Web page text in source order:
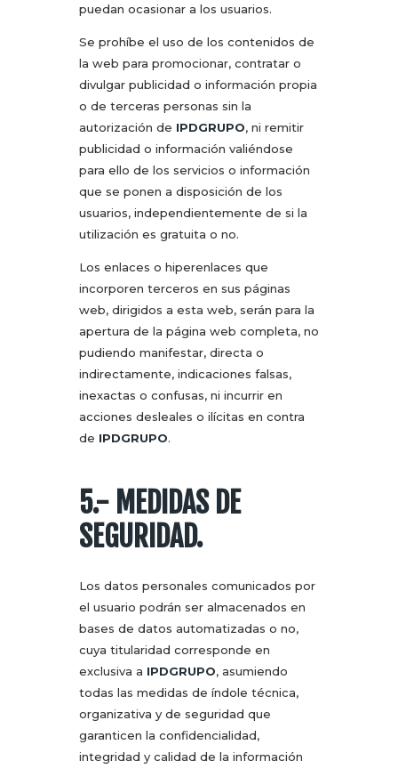
puedan ocasionar a los usuarios.
Se prohíbe el uso de los contenidos de
la web para promocionar, contratar o
divulgar publicidad o información propia
o de terceras personas sin la
autorización de IPDGRUPO, ni remitir
publicidad o información valiéndose
para ello de los servicios o información
que se ponen a disposición de los
usuarios, independientemente de si la
utilización es gratuita o no.
Los enlaces o hiperenlaces que
incorporen terceros en sus páginas
web, dirigidos a esta web, serán para la
apertura de la página web completa, no
pudiendo manifestar, directa o
indirectamente, indicaciones falsas,
inexactas o confusas, ni incurrir en
acciones desleales o ilícitas en contra
de IPDGRUPO.
5.- MEDIDAS DE
SEGURIDAD.
Los datos personales comunicados por
el usuario podrán ser almacenados en
bases de datos automatizadas o no,
cuya titularidad corresponde en
exclusiva a IPDGRUPO, asumiendo
todas las medidas de índole técnica,
organizativa y de seguridad que
garanticen la confidencialidad,
integridad y calidad de la información